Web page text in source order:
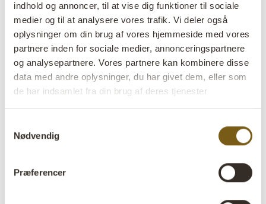
indhold og annoncer, til at vise dig funktioner til sociale
medier og til at analysere vores trafik. Vi deler også
oplysninger om din brug af vores hjemmeside med vores
partnere inden for sociale medier, annonceringspartnere
og analysepartnere. Vores partnere kan kombinere disse
data med andre oplysninger, du har givet dem, eller som
de har indsamlet fra din brug af deres tjenester
Nødvendig
Præferencer
Mere info +
Find forhandler B2B Login
Produktbeskrivelse
Denne smukke gamle lerkrukke er et unikt fund med
kombineret med den rå overflade og den naturlige patina
både rustikke, nordiske og moderne indretninger.
Krukken bærer tydelige spor af alder og brug, hvilket